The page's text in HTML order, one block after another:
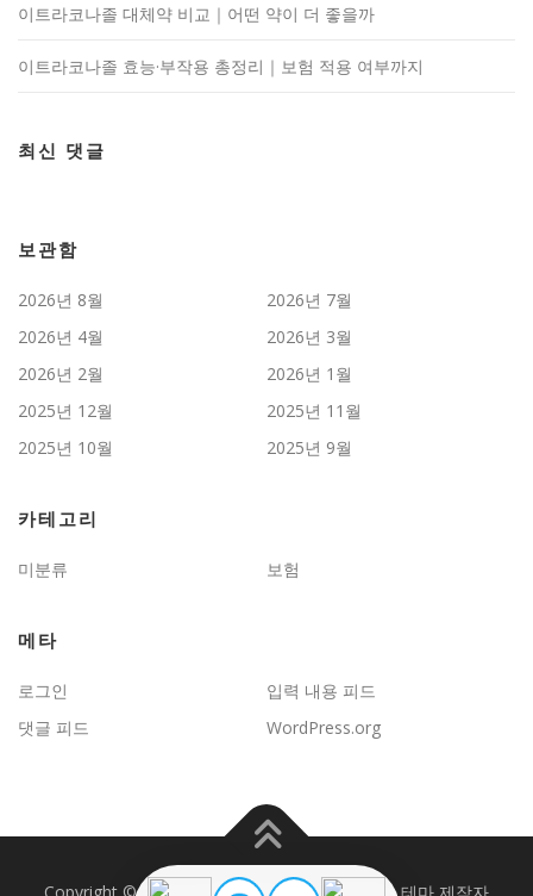
이트라코나졸 대체약 비교｜어떤 약이 더 좋을까
이트라코나졸 효능·부작용 총정리｜보험 적용 여부까지
최신 댓글
보관함
2026년 8월
2026년 7월
2026년 4월
2026년 3월
2026년 2월
2026년 1월
2025년 12월
2025년 11월
2025년 10월
2025년 9월
카테고리
미분류 보험
메타
로그인
입력 내용 피드
댓글 피드
WordPress.org